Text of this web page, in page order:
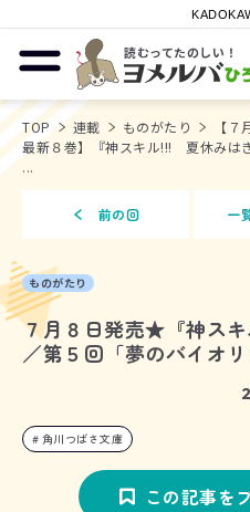
メニューを開閉する
読むってたのしい！
ヨメルバひろば
TOP 連載 ものがたり
【
最新８巻】『神スキル!!! 夏休みは
...
前の回 一
ものがたり
７月８日発売★『神ス
／第５回「夢のバイオリ
角川つばさ文庫
この記事を